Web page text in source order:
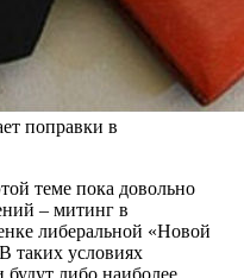
поправки в
теме пока довольно
– митинг в
либеральной «Новой
таких условиях
будут либо наиболее